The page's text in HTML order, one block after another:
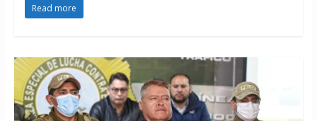
Read more